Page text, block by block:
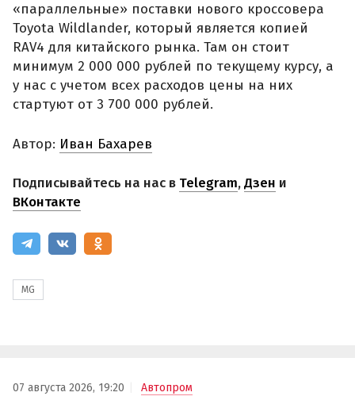
«параллельные» поставки нового кроссовера
Toyota Wildlander, который является копией
RAV4 для китайского рынка. Там он стоит
минимум 2 000 000 рублей по текущему курсу, а
у нас с учетом всех расходов цены на них
стартуют от 3 700 000 рублей.
Автор: Иван Бахарев
Подписывайтесь на нас в Telegram,Дзен и
ВКонтакте
MG
07 августа 2026, 19:20 Автопром